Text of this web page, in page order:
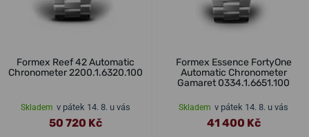
Formex Reef 42 Automatic
Chronometer 2200.1.6320.100
Skladem v pátek 14. 8. u vás
50 720 Kč
Formex Essence FortyOne
Automatic Chronometer
Gamaret 0334.1.6651.100
Skladem v pátek 14. 8. u vás
41 400 Kč